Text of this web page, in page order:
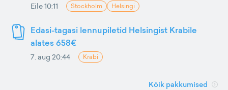
Eile 10:11 Stockholm Helsingi
Edasi-tagasi lennupiletid Helsingist Krabile
alates 658€
7. aug 20:44 Krabi
Kõik pakkumised